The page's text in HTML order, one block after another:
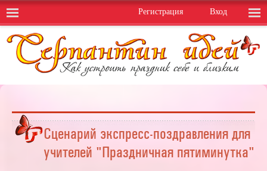
Вход
Регистрация
Сценарий экспресс-поздравления для
учителей "Праздничная пятиминутка"